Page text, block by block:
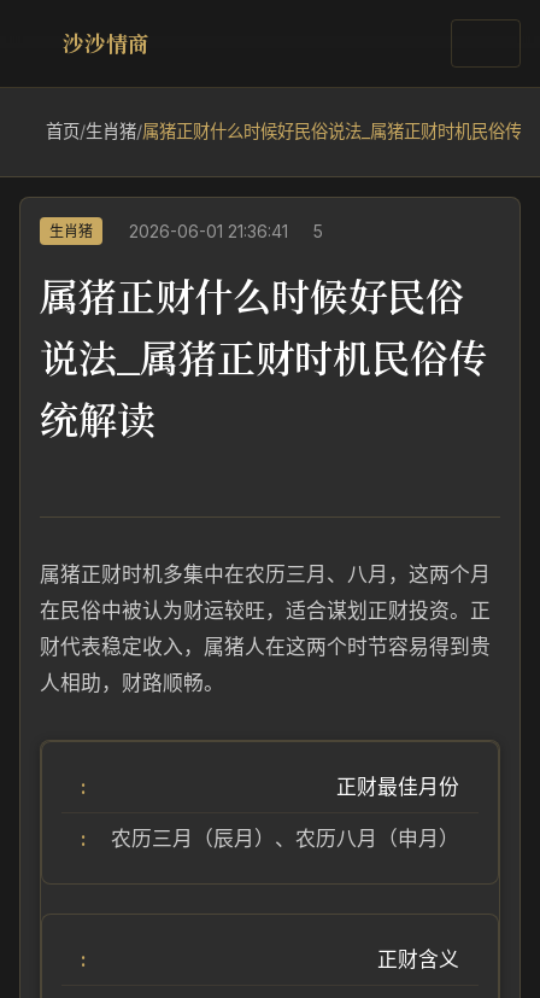
沙沙情商
首页/生肖猪/属猪正财什么时候好民俗说法_属猪正财时机民俗传
生肖猪 2026-06-01 21:36:41 5
属猪正财什么时候好民俗
说法_属猪正财时机民俗传
统解读
属猪正财时机多集中在农历三月、八月，这两个月
在民俗中被认为财运较旺，适合谋划正财投资。正
财代表稳定收入，属猪人在这两个时节容易得到贵
人相助，财路顺畅。
正财最佳月份
农历三月（辰月）、农历八月（申月）
正财含义